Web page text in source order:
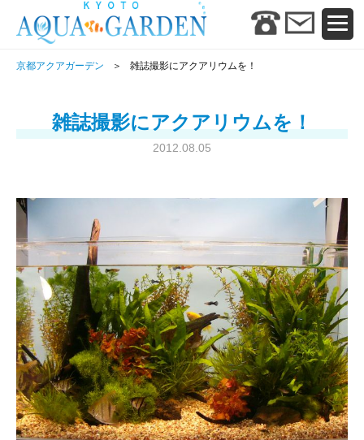
京都アクアガーデン 雑誌撮影にアクアリウムを！
雑誌撮影にアクアリウムを！
2012.08.05